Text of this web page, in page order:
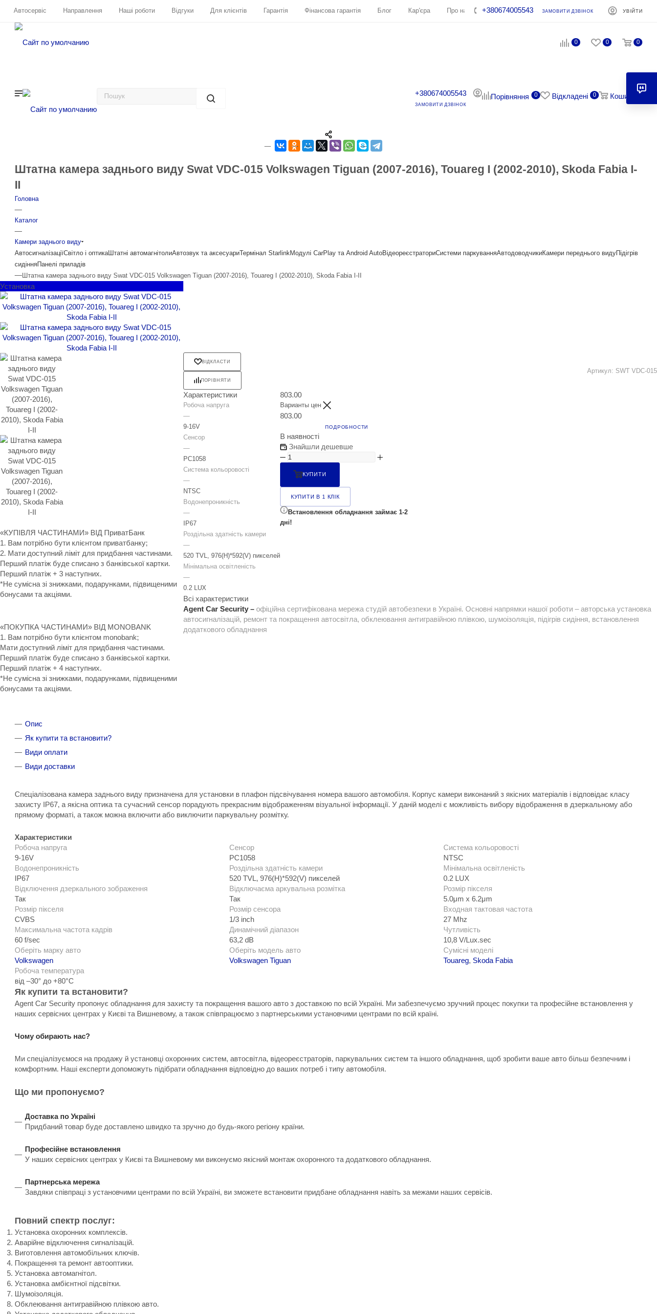
Автосервіс Направлення Наші роботи Відгуки Для клієнтів Гарантія Фінансова гарантія Блог Кар'єра Про нас Контакти
+380674005543 ЗАМОВИТИ ДЗВІНОК УВІЙТИ
0 0 0
+380674005543
ЗАМОВИТИ ДЗВІНОК
Порівняння 0 Відкладені 0 Кошик 0
Штатна камера заднього виду Swat VDC-015 Volkswagen Tiguan (2007-2016), Touareg I (2002-2010), Skoda Fabia I-
II
Головна
—
Каталог
—
Камери заднього виду
АвтосигналізаціїСвітло і оптикаШтатні автомагнітолиАвтозвук та аксесуариТермінал StarlinkМодулі CarPlay та Android AutoВідеореєстраториСистеми паркуванняАвтодоводчикиКамери переднього видуПідігрів
сидінняПанелі приладів
—Штатна камера заднього виду Swat VDC-015 Volkswagen Tiguan (2007-2016), Touareg I (2002-2010), Skoda Fabia I-II
Установка
«КУПІВЛЯ ЧАСТИНАМИ» ВІД ПриватБанк
1. Вам потрібно бути клієнтом приватбанку;
2. Мати доступний ліміт для придбання частинами.
Перший платіж буде списано з банківської картки.
Перший платіж + 3 наступних.
*Не сумісна зі знижками, подарунками, підвищеними
бонусами та акціями.
«ПОКУПКА ЧАСТИНАМИ» ВІД MONOBANK
1. Вам потрібно бути клієнтом monobank;
Мати доступний ліміт для придбання частинами.
Перший платіж буде списано з банківської картки.
Перший платіж + 4 наступних.
*Не сумісна зі знижками, подарунками, підвищеними
бонусами та акціями.
ВІДКЛАСТИ
ПОРІВНЯТИ
Артикул: SWT VDC-015
Характеристики
Робоча напруга
—
9-16V
Сенсор
—
PC1058
Система кольоровості
—
NTSC
Водонепроникність
—
IP67
Роздільна здатність камери
—
520 TVL, 976(H)*592(V) пикселей
Мінімальна освітленість
—
0.2 LUX
Всі характеристики
803.00
Варианты цен
803.00
ПОДРОБНОСТИ
В наявності
Знайшли дешевше
КУПИТИ
КУПИТИ В 1 КЛІК
Встановлення обладнання займає 1-2
дні!
Agent Car Security – офіційна сертифікована мережа студій автобезпеки в Україні. Основні напрямки нашої роботи – авторська установка
автосигналізацій, ремонт та покращення автосвітла, обклеювання антигравійною плівкою, шумоізоляція, підігрів сидіння, встановлення
додаткового обладнання
Опис
Як купити та встановити?
Види оплати
Види доставки
Спеціалізована камера заднього виду призначена для установки в плафон підсвічування номера вашого автомобіля. Корпус камери виконаний з якісних матеріалів і відповідає класу
захисту IP67, а якісна оптика та сучасний сенсор порадують прекрасним відображенням візуальної інформації. У даній моделі є можливість вибору відображення в дзеркальному або
прямому форматі, а також можна включити або виключити паркувальну розмітку.
Характеристики
Робоча напруга
9-16V
Сенсор
PC1058
Система кольоровості
NTSC
Водонепроникність
IP67
Роздільна здатність камери
520 TVL, 976(H)*592(V) пикселей
Мінімальна освітленість
0.2 LUX
Відключення дзеркального зображення
Так
Відключаєма аркувальна розмітка
Так
Розмір пікселя
5.0μm x 6.2μm
Розмір пікселя
CVBS
Розмір сенсора
1/3 inch
Входная тактовая частота
27 Mhz
Максимальна частота кадрів
60 f/sec
Динамічний діапазон
63,2 dB
Чутливість
10,8 V/Lux.sec
Оберіть марку авто
Volkswagen
Оберіть модель авто
Volkswagen Tiguan
Сумісні моделі
Touareg, Skoda Fabia
Робоча температура
від –30° до +80°C
Як купити та встановити?
Agent Car Security пропонує обладнання для захисту та покращення вашого авто з доставкою по всій Україні. Ми забезпечуємо зручний процес покупки та професійне встановлення у
наших сервісних центрах у Києві та Вишневому, а також співпрацюємо з партнерськими установчими центрами по всій країні.
Чому обирають нас?
Ми спеціалізуємося на продажу й установці охоронних систем, автосвітла, відеореєстраторів, паркувальних систем та іншого обладнання, щоб зробити ваше авто більш безпечним і
комфортним. Наші експерти допоможуть підібрати обладнання відповідно до ваших потреб і типу автомобіля.
Що ми пропонуємо?
Доставка по Україні
Придбаний товар буде доставлено швидко та зручно до будь-якого регіону країни.
Професійне встановлення
У наших сервісних центрах у Києві та Вишневому ми виконуємо якісний монтаж охоронного та додаткового обладнання.
Партнерська мережа
Завдяки співпраці з установчими центрами по всій Україні, ви зможете встановити придбане обладнання навіть за межами наших сервісів.
Повний спектр послуг:
Установка охоронних комплексів.
Аварійне відключення сигналізацій.
Виготовлення автомобільних ключів.
Покращення та ремонт автооптики.
Установка автомагнітол.
Установка амбієнтної підсвітки.
Шумоізоляція.
Обклеювання антигравійною плівкою авто.